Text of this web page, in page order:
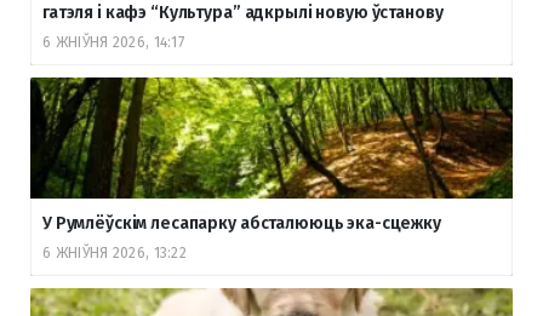
гатэля і кафэ “Культура” адкрылі новую ўстанову
6 ЖНІЎНЯ 2026, 14:17
У Румлёўскім лесапарку абсталююць эка-сцежку
6 ЖНІЎНЯ 2026, 13:22